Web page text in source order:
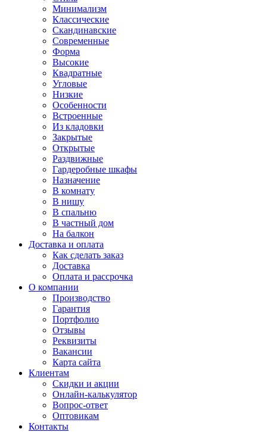
Минимализм
Классические
Скандинавские
Современные
Форма
Высокие
Квадратные
Угловые
Низкие
Особенности
Встроенные
Из кладовки
Закрытые
Открытые
Раздвижные
Гардеробные шкафы
Назначение
В комнату
В нишу
В спальню
В частный дом
На балкон
Доставка и оплата
Как сделать заказ
Доставка
Оплата и рассрочка
О компании
Производство
Гарантия
Портфолио
Отзывы
Реквизиты
Вакансии
Карта сайта
Клиентам
Скидки и акции
Онлайн-калькулятор
Вопрос-ответ
Оптовикам
Контакты